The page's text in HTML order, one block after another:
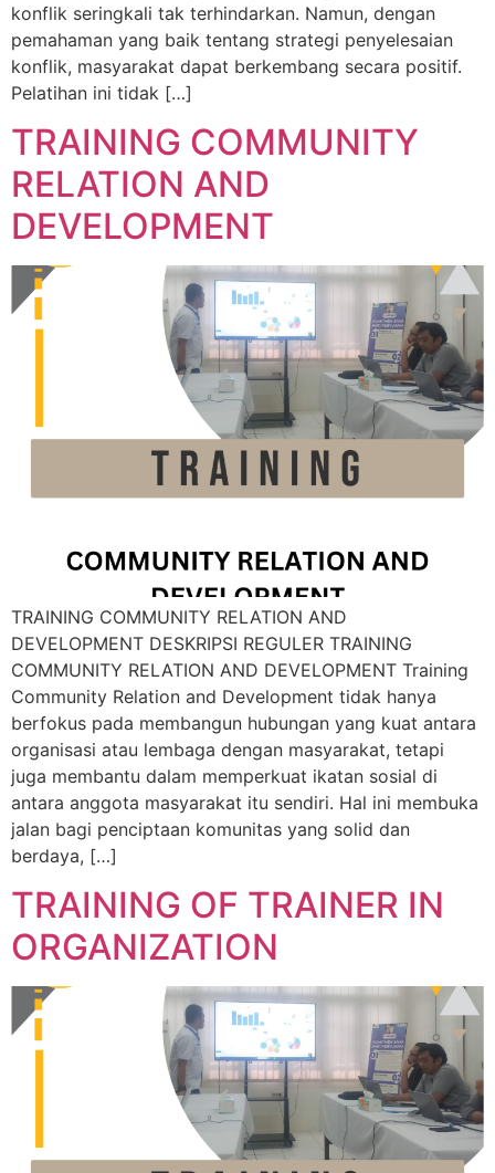
konflik seringkali tak terhindarkan. Namun, dengan
pemahaman yang baik tentang strategi penyelesaian
konflik, masyarakat dapat berkembang secara positif.
Pelatihan ini tidak […]
TRAINING COMMUNITY
RELATION AND
DEVELOPMENT
TRAINING COMMUNITY RELATION AND
DEVELOPMENT DESKRIPSI REGULER TRAINING
COMMUNITY RELATION AND DEVELOPMENT Training
Community Relation and Development tidak hanya
berfokus pada membangun hubungan yang kuat antara
organisasi atau lembaga dengan masyarakat, tetapi
juga membantu dalam memperkuat ikatan sosial di
antara anggota masyarakat itu sendiri. Hal ini membuka
jalan bagi penciptaan komunitas yang solid dan
berdaya, […]
TRAINING OF TRAINER IN
ORGANIZATION